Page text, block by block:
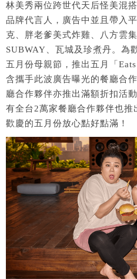
林美秀兩位跨世代天后怪美混
品牌代言人，廣告中並且帶入
克、胖老爹美式炸雞、八方雲
SUBWAY、瓦城及珍煮丹。為
五月份母親節，推出五月「
含攜手此波廣告曝光的餐廳合
廳合作夥伴亦推出滿額折扣活
有全台2萬家餐廳合作夥伴也
歡慶的五月份放心點好點滿！